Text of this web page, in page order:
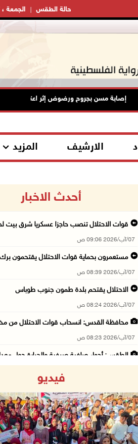
الجمعة ، 07 آب ، 2026 حالة الطقس
إصابة مسن بجروح ورضوض إثر اعتداء جيش
الارشيف المزيد
أحدث الاخبار
قوات الاحتلال تنصب حاجزا عسكريا شرق بيت
07/آب/2026 09:06 ص
مستعمرون بحماية قوات الاحتلال يقتحمون
07/آب/2026 08:39 ص
الاحتلال يقتحم بلدة طمون جنوب طوباس
07/آب/2026 08:24 ص
محافظة القدس: انسحاب قوات الاحتلال من
07/آب/2026 08:23 ص
الطقس: أجواء صافية صيفية والحرارة حول
06/آب/2026 11:53 م
الاحتلال يخطر باقتلاع أشجار من 310 دونمات وال ...
06/آب/2026 11:14 م
فيديو
Next